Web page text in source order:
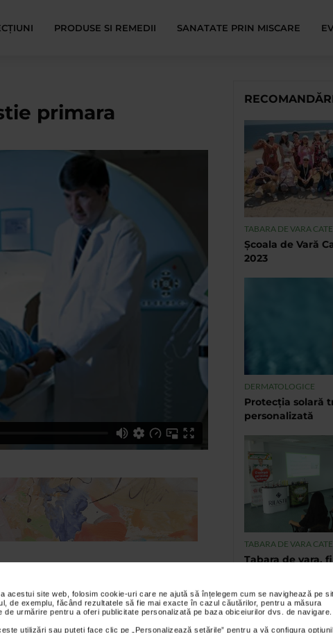
site web, folosim cookie-uri care ne ajută să înțelegem cum se navighează pe
de exemplu, făcând rezultatele să fie mai exacte în cazul căutărilor, pentru a măsura
urmărire pentru a oferi publicitate personalizată pe baza obiceiurilor dvs. de navigare.
utilizări sau puteți face clic pe „Personalizează setările” pentru a vă configura
PRODUSE SI REMEDII SANATATE PRIN MISCARE
primara
Floreasca vorbeste despre programul
material va este oferit de Catena.
TABARA DE VARA
Școala de Vară
2023
DERMATOLOGICE
Protecția solară
personalizată
TABARA DE VARA
Tabara de vara,